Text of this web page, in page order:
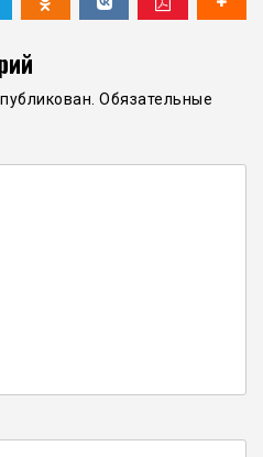
Обязательные